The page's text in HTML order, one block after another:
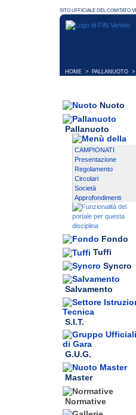
HOME > PALLANUOTO >
Nuoto
Pallanuoto
CAMPIONATI
Presentazione
Regolamento
Circolari
Società
Approfondimenti
Fondo
Tuffi
Syncro
Salvamento
S.I.T.
G.U.G.
Master
Normative